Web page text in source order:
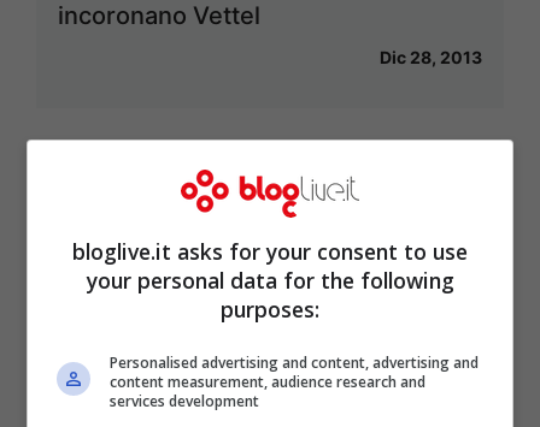
incoronano Vettel
Dic 28, 2013
La Ferrari accende il Turbo
Dic 20, 2013
Formula 1: il cannibale Vettel
bloglive.it asks for your consent to use
your personal data for the following
purposes:
Personalised advertising and content, advertising and
content measurement, audience research and
services development